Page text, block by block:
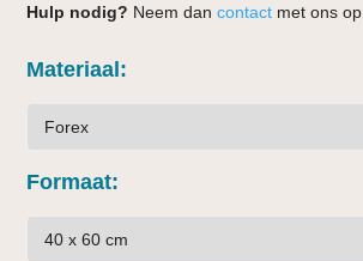
Hulp nodig? Neem dancontact met ons op.
Materiaal
Formaat